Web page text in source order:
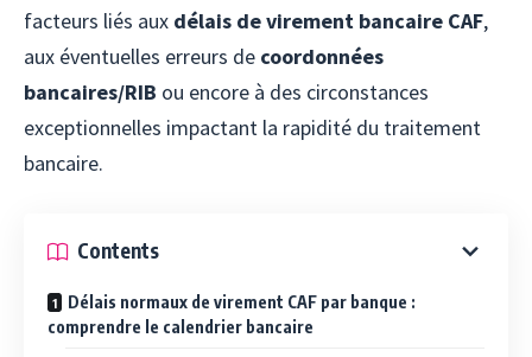
facteurs liés aux délais de virement bancaire CAF,
aux éventuelles erreurs de coordonnées
bancaires/RIB ou encore à des circonstances
exceptionnelles impactant la rapidité du traitement
bancaire.
Contents
Délais normaux de virement CAF par banque :
comprendre le calendrier bancaire